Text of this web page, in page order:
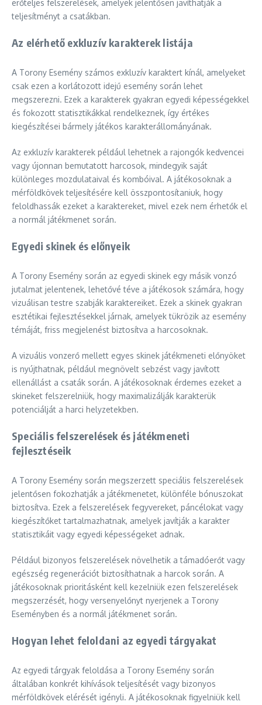
erőteljes felszerelések, amelyek jelentősen javíthatják a
teljesítményt a csatákban.
Az elérhető exkluzív karakterek listája
A Torony Esemény számos exkluzív karaktert kínál, amelyeket
csak ezen a korlátozott idejű esemény során lehet
megszerezni. Ezek a karakterek gyakran egyedi képességekkel
és fokozott statisztikákkal rendelkeznek, így értékes
kiegészítései bármely játékos karakterállományának.
Az exkluzív karakterek például lehetnek a rajongók kedvencei
vagy újonnan bemutatott harcosok, mindegyik saját
különleges mozdulataival és kombóival. A játékosoknak a
mérföldkövek teljesítésére kell összpontosítaniuk, hogy
feloldhassák ezeket a karaktereket, mivel ezek nem érhetők el
a normál játékmenet során.
Egyedi skinek és előnyeik
A Torony Esemény során az egyedi skinek egy másik vonzó
jutalmat jelentenek, lehetővé téve a játékosok számára, hogy
vizuálisan testre szabják karaktereiket. Ezek a skinek gyakran
esztétikai fejlesztésekkel járnak, amelyek tükrözik az esemény
témáját, friss megjelenést biztosítva a harcosoknak.
A vizuális vonzerő mellett egyes skinek játékmeneti előnyöket
is nyújthatnak, például megnövelt sebzést vagy javított
ellenállást a csaták során. A játékosoknak érdemes ezeket a
skineket felszerelniük, hogy maximalizálják karakterük
potenciálját a harci helyzetekben.
Speciális felszerelések és játékmeneti
fejlesztéseik
A Torony Esemény során megszerzett speciális felszerelések
jelentősen fokozhatják a játékmenetet, különféle bónuszokat
biztosítva. Ezek a felszerelések fegyvereket, páncélokat vagy
kiegészítőket tartalmazhatnak, amelyek javítják a karakter
statisztikáit vagy egyedi képességeket adnak.
Például bizonyos felszerelések növelhetik a támadóerőt vagy
egészség regenerációt biztosíthatnak a harcok során. A
játékosoknak prioritásként kell kezelniük ezen felszerelések
megszerzését, hogy versenyelőnyt nyerjenek a Torony
Eseményben és a normál játékmenet során.
Hogyan lehet feloldani az egyedi tárgyakat
Az egyedi tárgyak feloldása a Torony Esemény során
általában konkrét kihívások teljesítését vagy bizonyos
mérföldkövek elérését igényli. A játékosoknak figyelniük kell